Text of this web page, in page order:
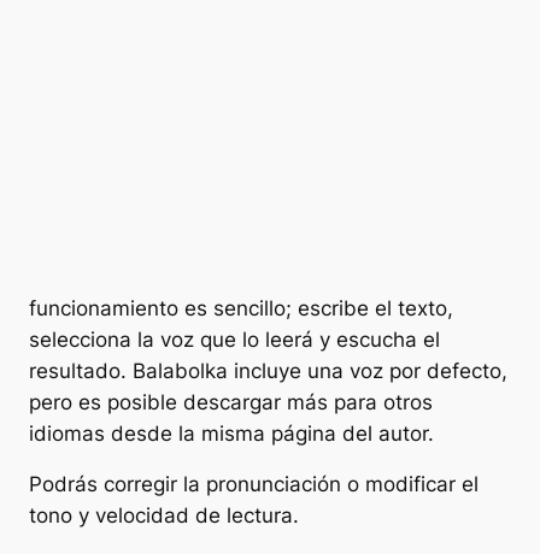
funcionamiento es sencillo; escribe el texto,
selecciona la voz que lo leerá y escucha el
resultado. Balabolka incluye una voz por defecto,
pero es posible descargar más para otros
idiomas desde la misma página del autor.
Podrás corregir la pronunciación o modificar el
tono y velocidad de lectura.